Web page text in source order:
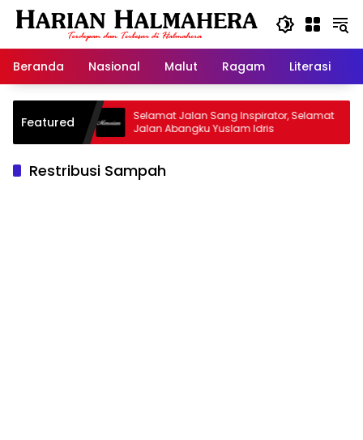
Langsung
Beranda
Nasional Malut Ragam Literasi
Featured
Selamat Jalan Sang Inspirator, Selamat
Jalan Abangku Yuslam Idris
Restribusi Sampah